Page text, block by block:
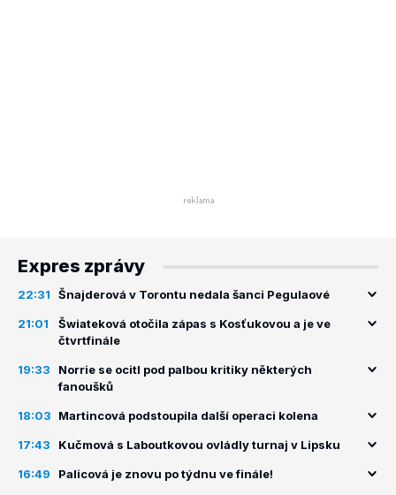
Expres zprávy
22:31 Šnajderová v Torontu nedala šanci Pegulaové
21:01
Šwiateková otočila zápas s Kosťukovou a je ve
čtvrtfinále
19:33
Norrie se ocitl pod palbou kritiky některých
fanoušků
18:03 Martincová podstoupila další operaci kolena
17:43 Kučmová s Laboutkovou ovládly turnaj v Lipsku
16:49 Palicová je znovu po týdnu ve finále!